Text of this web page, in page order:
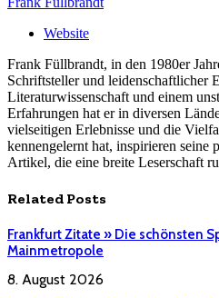
Website
Frank Füllbrandt, in den 1980er
Schriftsteller und leidenschaftlicher
Literaturwissenschaft und einem
Erfahrungen hat er in diversen
vielseitigen Erlebnisse und die
kennengelernt hat, inspirieren seine
Artikel, die eine breite Leserschaft
Related Posts
Frankfurt Zitate » Die schönsten
Mainmetropole
8. August 2026